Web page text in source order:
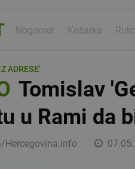
Nogomet Košarka
ADRESE'
Tomislav
u Rami da
Hercegovina.info